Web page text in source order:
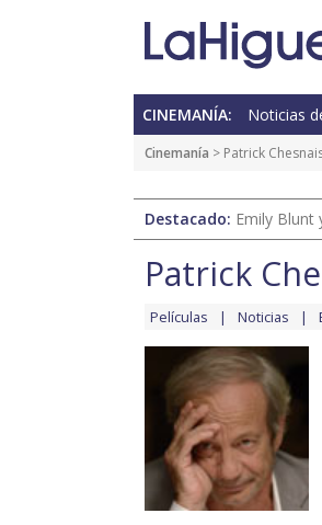
CINEMANÍA: Noticias
Cinemanía > Patrick
Destacado: Emily Blunt
Patrick
Películas Noticias